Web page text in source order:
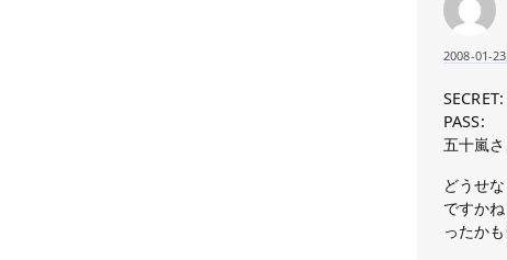
2008-01-
PASS:
五十嵐さ
どうせ
ですか
ったか